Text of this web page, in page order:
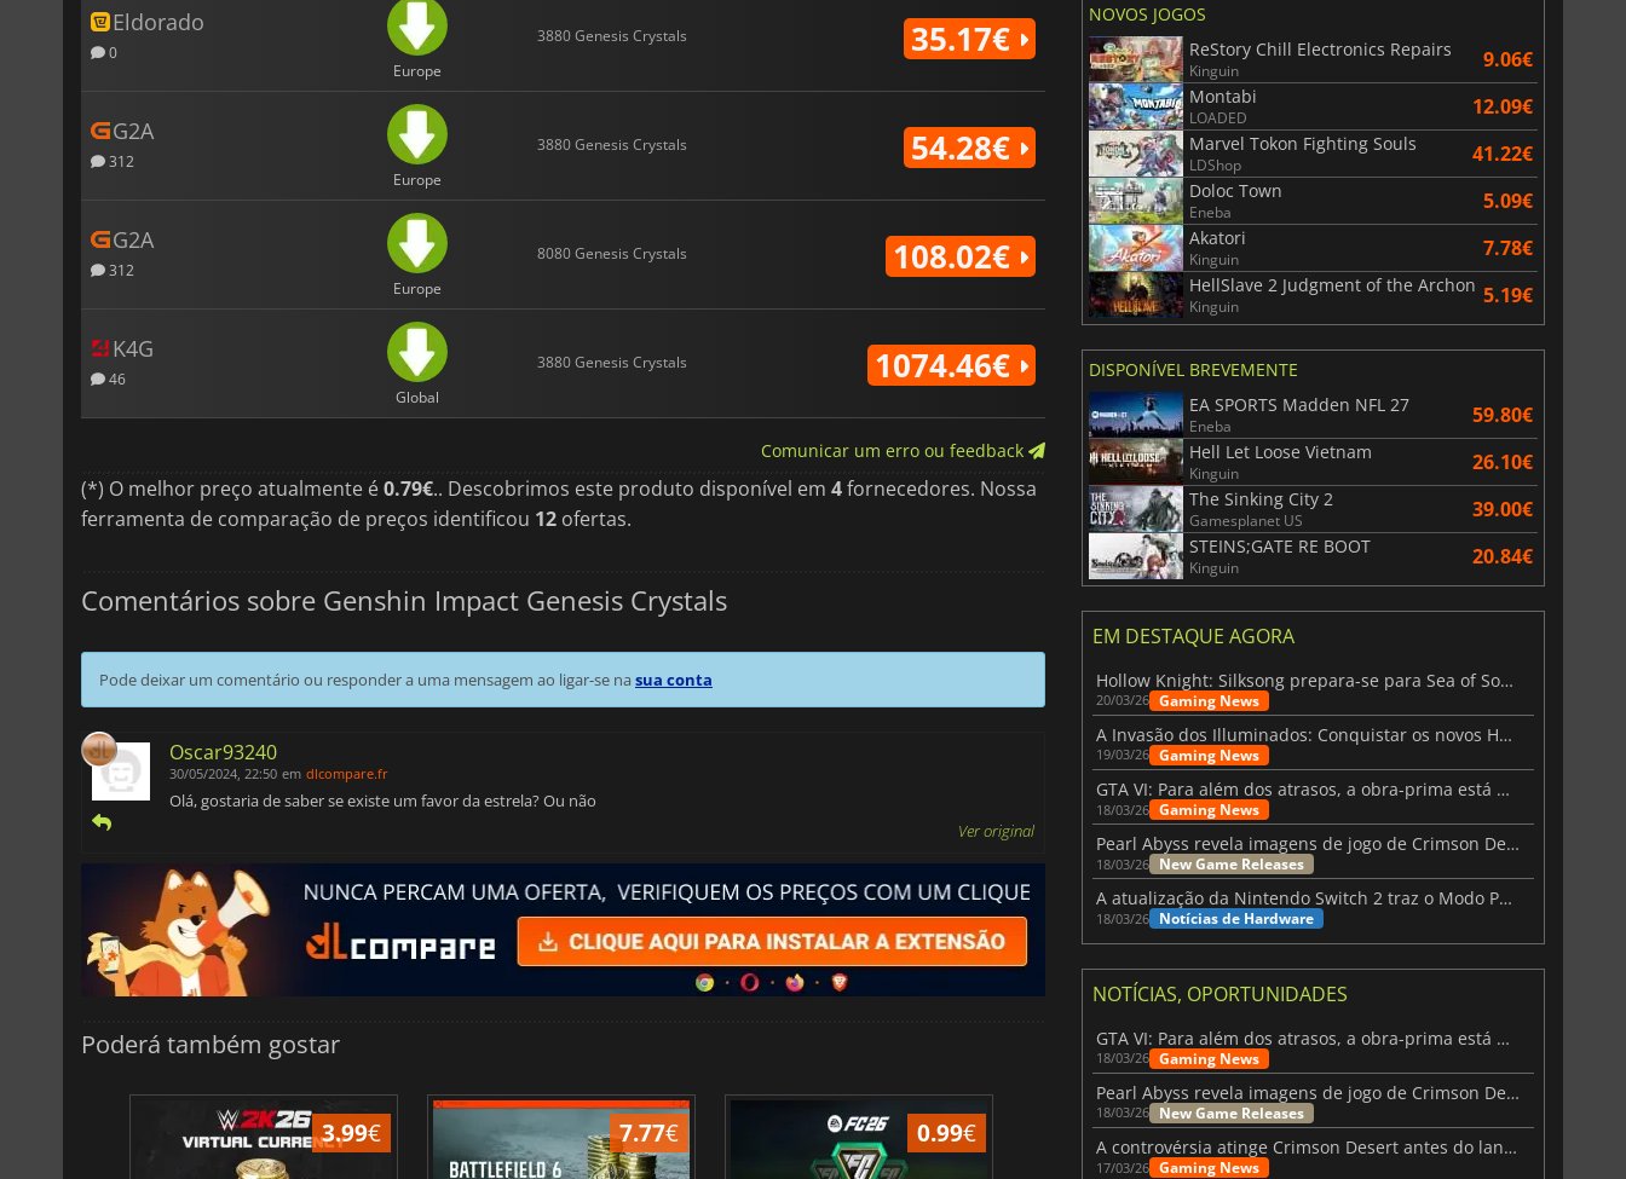
Eldorado
0
Europe
3880 Genesis Crystals 35.17€
G2A
312
Europe
3880 Genesis Crystals 54.28€
G2A
312
Europe
8080 Genesis Crystals 108.02€
K4G
46
Global
3880 Genesis Crystals 1074.46€
Comunicar um erro ou feedback
(*) O melhor preço atualmente é0.79€.. Descobrimos este produto disponível em 4fornecedores. Nossa
ferramenta de comparação de preços identificou 12 ofertas.
Comentários sobre Genshin Impact Genesis Crystals
Pode deixar um comentário ou responder a uma mensagem ao ligar-se nasua conta
Oscar93240
30/05/2024, 22:50 em dlcompare.fr
Olá, gostaria de saber se existe um favor da estrela? Ou não
Ver original
Poderá também gostar
3.99€ 7.77€ 0.99€ 3.65€ 7.44
NOVOS JOGOS
ReStory Chill Electronics Repairs
Kinguin 9.06€
Montabi
LOADED 12.09€
Marvel Tokon Fighting Souls
LDShop 41.22€
Doloc Town
Eneba 5.09€
Akatori
Kinguin 7.78€
HellSlave 2 Judgment of the Archon
Kinguin 5.19€
DISPONÍVEL BREVEMENTE
EA SPORTS Madden NFL 27
Eneba 59.80€
Hell Let Loose Vietnam
Kinguin 26.10€
The Sinking City 2
Gamesplanet US 39.00€
STEINS;GATE RE BOOT
Kinguin 20.84€
EM DESTAQUE AGORA
Hollow Knight: Silksong prepara-se para Sea of Sorrow com um patch
20/03/26 Gaming News
A Invasão dos Illuminados: Conquistar os novos Helldivers 2 Atualização!
19/03/26 Gaming News
GTA VI: Para além dos atrasos, a obra-prima está quase a chegar
18/03/26 Gaming News
Pearl Abyss revela imagens de jogo de Crimson Desert para a PS5
18/03/26 New Game Releases
A atualização da Nintendo Switch 2 traz o Modo Portátil aos jogos mais antigos da Switch
18/03/26 Notícias de Hardware
NOTÍCIAS, OPORTUNIDADES
GTA VI: Para além dos atrasos, a obra-prima está quase a chegar
18/03/26 Gaming News
Pearl Abyss revela imagens de jogo de Crimson Desert para a PS5
18/03/26 New Game Releases
A controvérsia atinge Crimson Desert antes do lançamento
17/03/26 Gaming News